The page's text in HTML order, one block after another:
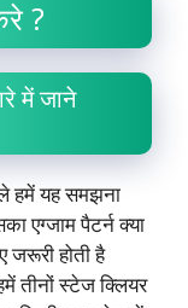
?
में जाने
हमें यह समझना
एग्जाम पैटर्न क्या
होती है
तीनों स्टेज क्लियर